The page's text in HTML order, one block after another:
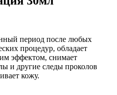
период после любых
процедур, обладает
эффектом, снимает
и другие следы проколов
кожу.